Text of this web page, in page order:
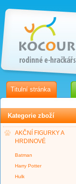
Titulní stránka
Kategorie zboží
AKČNÍ FIGURKY A
HRDINOVÉ
Batman
Harry Potter
Hulk